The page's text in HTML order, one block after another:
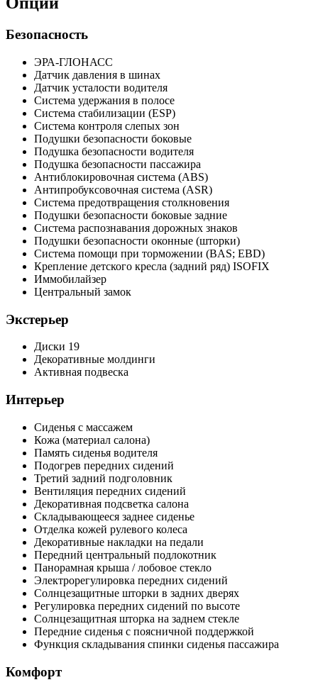
Безопасность
ЭРА-ГЛОНАСС
Датчик давления в шинах
Датчик усталости водителя
Система удержания в полосе
Система стабилизации (ESP)
Система контроля слепых зон
Подушки безопасности боковые
Подушка безопасности водителя
Подушка безопасности пассажира
Антиблокировочная система (ABS)
Антипробуксовочная система (ASR)
Система предотвращения столкновения
Подушки безопасности боковые задние
Система распознавания дорожных знаков
Подушки безопасности оконные (шторки)
Система помощи при торможении (BAS; EBD)
Крепление детского кресла (задний ряд) ISOFIX
Иммобилайзер
Центральный замок
Экстерьер
Диски 19
Декоративные молдинги
Активная подвеска
Интерьер
Сиденья с массажем
Кожа (материал салона)
Память сиденья водителя
Подогрев передних сидений
Третий задний подголовник
Вентиляция передних сидений
Декоративная подсветка салона
Складывающееся заднее сиденье
Отделка кожей рулевого колеса
Декоративные накладки на педали
Передний центральный подлокотник
Панорамная крыша / лобовое стекло
Электрорегулировка передних сидений
Солнцезащитные шторки в задних дверях
Регулировка передних сидений по высоте
Солнцезащитная шторка на заднем стекле
Передние сиденья с поясничной поддержкой
Функция складывания спинки сиденья пассажира
Комфорт